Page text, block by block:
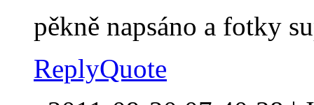
pěkně napsáno a fotky
ReplyQuote